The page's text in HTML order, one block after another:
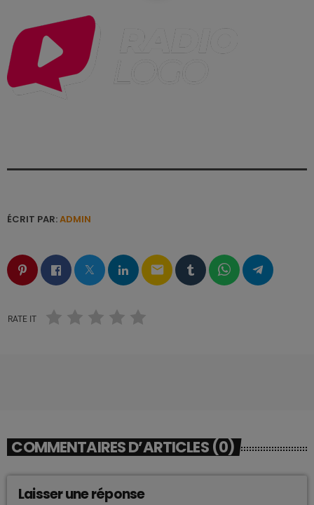
ÉCRIT PAR:ADMIN
email
RATE IT
COMMENTAIRES D’ARTICLES (0)
Laisser une réponse